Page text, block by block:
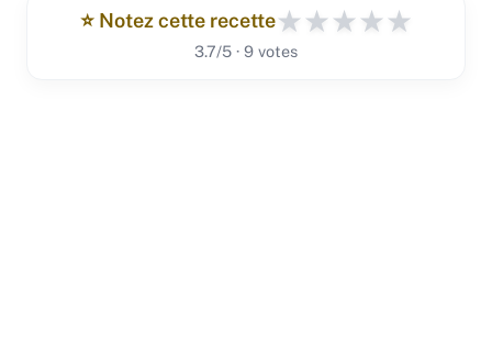
⭐️ Notez cette recette★★★★★
3.7/5 · 9 votes